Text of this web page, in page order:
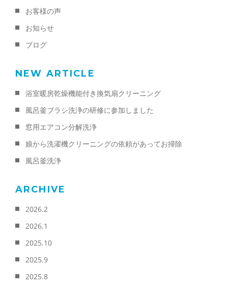
お客様の声
お知らせ
ブログ
NEW ARTICLE
浴室暖房乾燥機能付き換気扇クリーニング
風呂釜ブラシ洗浄の研修に参加しました
窓用エアコン分解洗浄
娘から洗濯機クリーニングの依頼があってお掃除
風呂釜洗浄
ARCHIVE
2026.2
2026.1
2025.10
2025.9
2025.8